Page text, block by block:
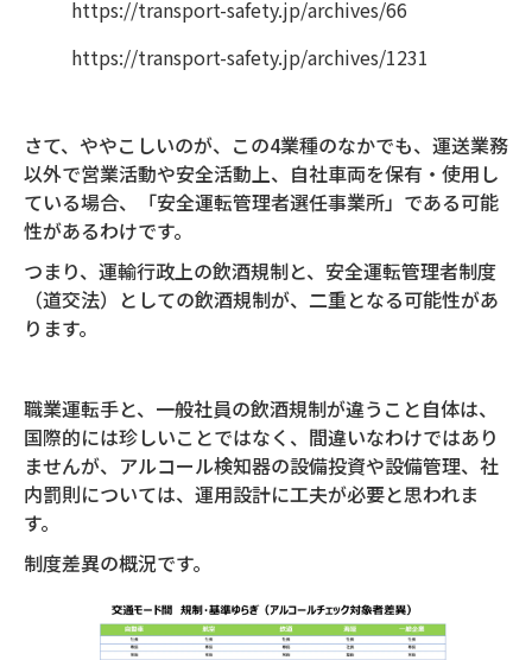
https://transport-safety.jp/archives/66
https://transport-safety.jp/archives/1231
さて、ややこしいのが、この4業種のなかでも、運送業務
以外で営業活動や安全活動上、自社車両を保有・使用し
ている場合、「安全運転管理者選任事業所」である可能
性があるわけです。
つまり、運輸行政上の飲酒規制と、安全運転管理者制度
（道交法）としての飲酒規制が、二重となる可能性があ
ります。
職業運転手と、一般社員の飲酒規制が違うこと自体は、
国際的には珍しいことではなく、間違いなわけではあり
ませんが、アルコール検知器の設備投資や設備管理、社
内罰則については、運用設計に工夫が必要と思われま
す。
制度差異の概況です。